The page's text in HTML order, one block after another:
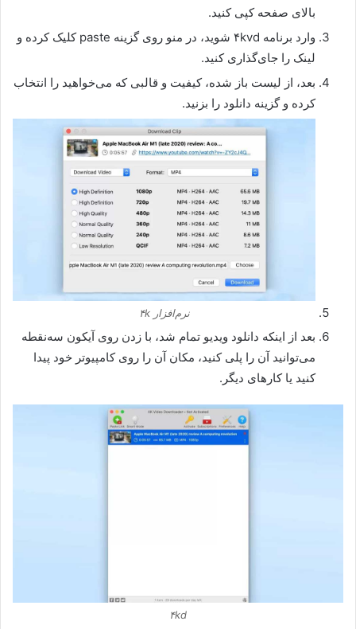
بالای صفحه کپی کنید.
وارد برنامه ۴kvd شوید، در منو روی گزینه paste کلیک کرده و
لینک را جای‌گذاری کنید.
بعد، از لیست باز شده، کیفیت و قالبی که می‌خواهید را انتخاب
کرده و گزینه دانلود را بزنید.
نرم‌افزار ۴k
بعد از اینکه دانلود ویدیو تمام شد، با زدن روی آیکون سه‌نقطه
می‌توانید آن را پلی کنید، مکان آن را روی کامپیوتر خود پیدا
کنید یا کارهای دیگر.
۴kd